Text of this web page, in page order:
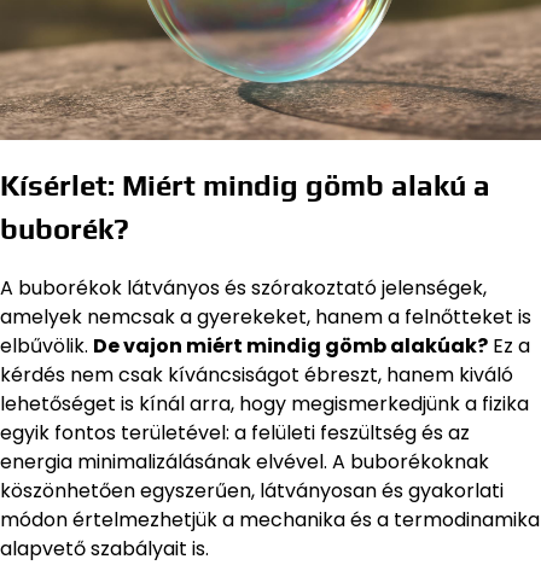
Kísérlet: Miért mindig gömb alakú a
buborék?
A buborékok látványos és szórakoztató jelenségek,
amelyek nemcsak a gyerekeket, hanem a felnőtteket is
elbűvölik. De vajon miért mindig gömb alakúak? Ez a
kérdés nem csak kíváncsiságot ébreszt, hanem kiváló
lehetőséget is kínál arra, hogy megismerkedjünk a fizika
egyik fontos területével: a felületi feszültség és az
energia minimalizálásának elvével. A buborékoknak
köszönhetően egyszerűen, látványosan és gyakorlati
módon értelmezhetjük a mechanika és a termodinamika
alapvető szabályait is.